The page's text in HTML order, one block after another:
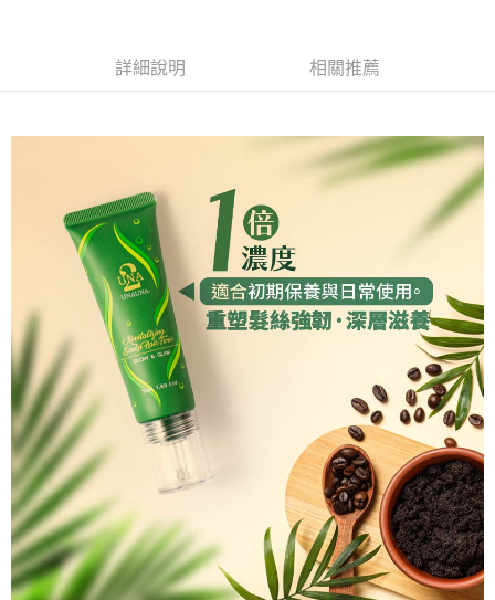
詳細說明 相關推薦